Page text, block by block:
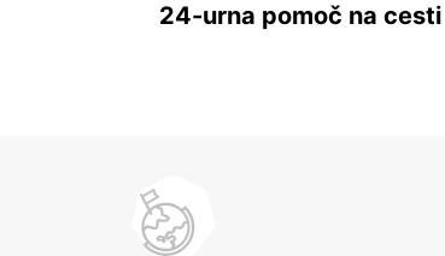
24-urna pomoč na cesti